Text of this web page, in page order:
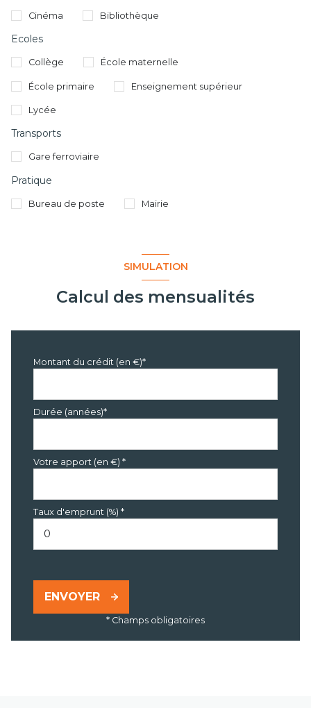
Cinéma Bibliothèque
Ecoles
Collège École maternelle
École primaire Enseignement supérieur
Lycée
Transports
Gare ferroviaire
Pratique
Bureau de poste Mairie
SIMULATION
Calcul des mensualités
Montant du crédit (en €)*
Durée (années)*
Votre apport (en €) *
Taux d'emprunt (%) *
ENVOYER
* Champs obligatoires